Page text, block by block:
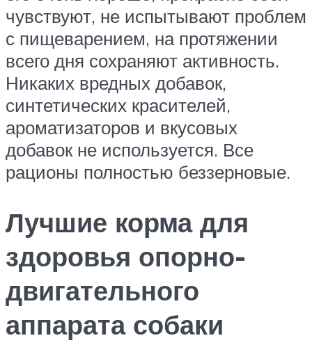
чувствуют, не испытывают проблем
с пищеварением, на протяжении
всего дня сохраняют активность.
Никаких вредных добавок,
синтетических красителей,
ароматизаторов и вкусовых
добавок не используется. Все
рационы полностью беззерновые.
Лучшие корма для
здоровья опорно-
двигательного
аппарата собаки